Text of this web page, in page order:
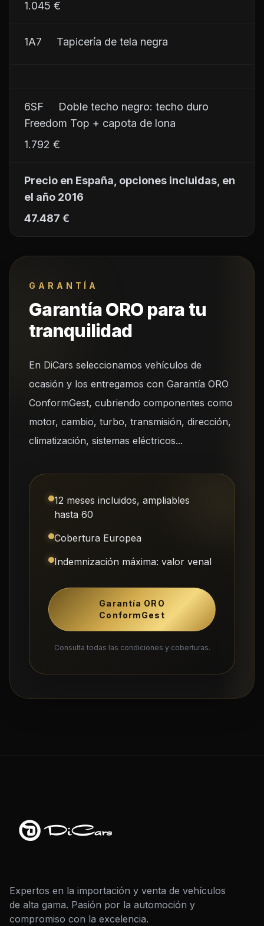
1.045 €
1A7     Tapicería de tela negra
6SF     Doble techo negro: techo duro
Freedom Top + capota de lona
1.792 €
Precio en España, opciones incluidas, en
el año 2016
47.487 €
GARANTÍA
Garantía ORO para tu
tranquilidad
En DiCars seleccionamos vehículos de
ocasión y los entregamos con Garantía ORO
ConformGest, cubriendo componentes como
motor, cambio, turbo, transmisión, dirección,
climatización, sistemas eléctricos...
12 meses incluidos, ampliables
hasta 60
Cobertura Europea
Indemnización máxima: valor venal
Garantía ORO
ConformGest
Consulta todas las condiciones y coberturas.
Expertos en la importación y venta de vehículos
de alta gama. Pasión por la automoción y
compromiso con la excelencia.